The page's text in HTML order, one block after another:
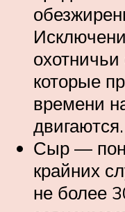
охотничьи
которые
времени
двигаются.
Сыр —
крайних
не более